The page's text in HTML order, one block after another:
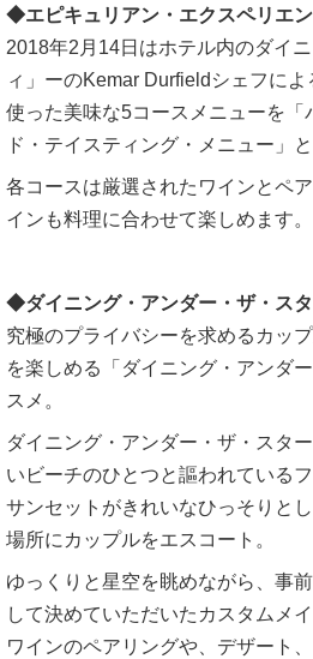
◆エピキュリアン・エクスペリエ
2018年2月14日はホテル内のダイ
ィ」ーのKemar Durfieldシェフに
使った美味な5コースメニューを「
ド・テイスティング・メニュー」
各コースは厳選されたワインとペ
インも料理に合わせて楽しめます。
◆ダイニング・アンダー・ザ・ス
究極のプライバシーを求めるカッ
を楽しめる「ダイニング・アンダ
スメ。
ダイニング・アンダー・ザ・スタ
いビーチのひとつと謳われている
サンセットがきれいなひっそりと
場所にカップルをエスコート。
ゆっくりと星空を眺めながら、事
して決めていただいたカスタムメ
ワインのペアリングや、デザート